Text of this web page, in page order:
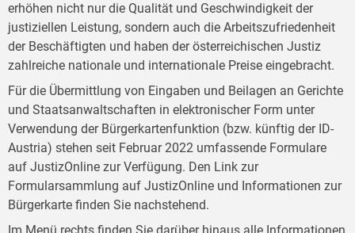
erhöhen nicht nur die Qualität und Geschwindigkeit der
justiziellen Leistung, sondern auch die Arbeitszufriedenheit
der Beschäftigten und haben der österreichischen Justiz
zahlreiche nationale und internationale Preise eingebracht.
Für die Übermittlung von Eingaben und Beilagen an Gerichte
und Staatsanwaltschaften in elektronischer Form unter
Verwendung der Bürgerkartenfunktion (bzw. künftig der ID-
Austria) stehen seit Februar 2022 umfassende Formulare
auf JustizOnline zur Verfügung. Den Link zur
Formularsammlung auf JustizOnline und Informationen zur
Bürgerkarte finden Sie nachstehend.